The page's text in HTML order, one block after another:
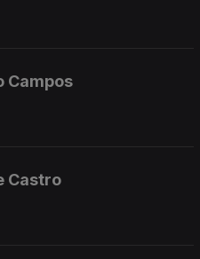
Campos
Castro